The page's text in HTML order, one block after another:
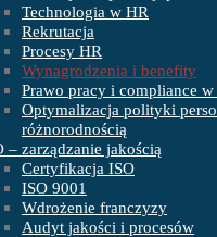
Technologia w HR
Rekrutacja
Procesy HR
Wynagrodzenia i benefity
Prawo pracy i compliance w
Optymalizacja polityki
różnorodnością
– zarządzanie jakością
Certyfikacja ISO
ISO 9001
Wdrożenie franczyzy
Audyt jakości i procesów